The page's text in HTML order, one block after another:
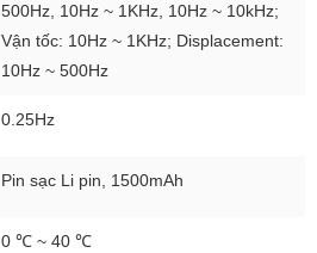
500Hz, 10Hz ~ 1KHz, 10Hz ~ 10kHz;
Vận tốc: 10Hz ~ 1KHz; Displacement:
10Hz ~ 500Hz
0.25Hz
Pin sạc Li pin, 1500mAh
0 ℃ ~ 40 ℃